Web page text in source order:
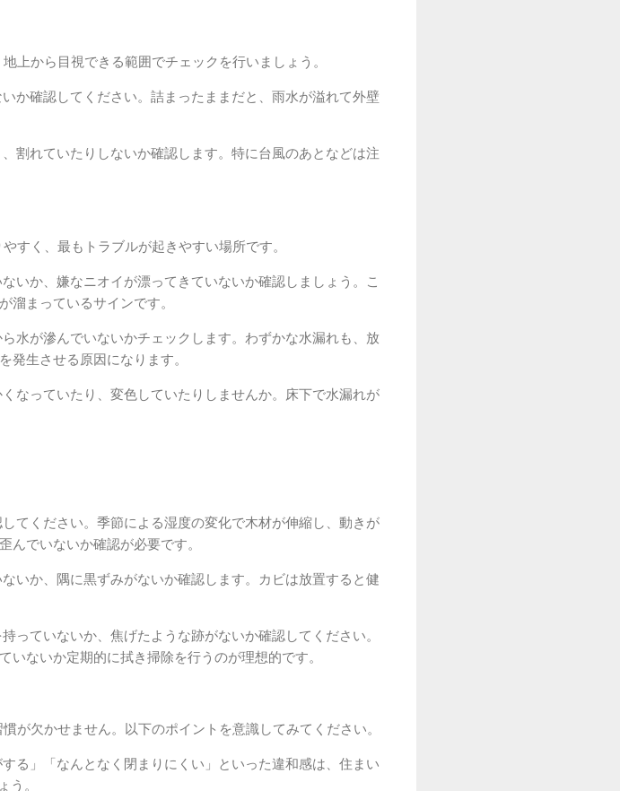
上から目視できる範囲でチェックを行いましょう。
か確認してください。詰まったままだと、雨水が溢れて外壁
割れていたりしないか確認します。特に台風のあとなどは注
すく、最もトラブルが起きやすい場所です。
いか、嫌なニオイが漂ってきていないか確認しましょう。こ
溜まっているサインです。
水が滲んでいないかチェックします。わずかな水漏れも、放
発生させる原因になります。
なっていたり、変色していたりしませんか。床下で水漏れが
てください。季節による湿度の変化で木材が伸縮し、動きが
んでいないか確認が必要です。
いか、隅に黒ずみがないか確認します。カビは放置すると健
っていないか、焦げたような跡がないか確認してください。
いないか定期的に拭き掃除を行うのが理想的です。
が欠かせません。以下のポイントを意識してみてください。
する」「なんとなく閉まりにくい」といった違和感は、住まい
う。